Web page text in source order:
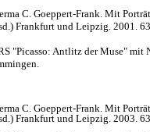
C. Goeppert-Frank. Mit
Frankfurt und Leipzig. 2001.
"Picasso: Antlitz der Muse" mit
C. Goeppert-Frank. Mit
Frankfurt und Leipzig. 2003.